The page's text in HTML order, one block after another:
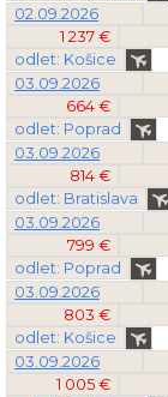
02.09.2026
1 237 €
odlet: Košice
03.09.2026
664 €
odlet: Poprad
03.09.2026
814 €
odlet: Bratislava
03.09.2026
799 €
odlet: Poprad
03.09.2026
803 €
odlet: Košice
03.09.2026
1 005 €